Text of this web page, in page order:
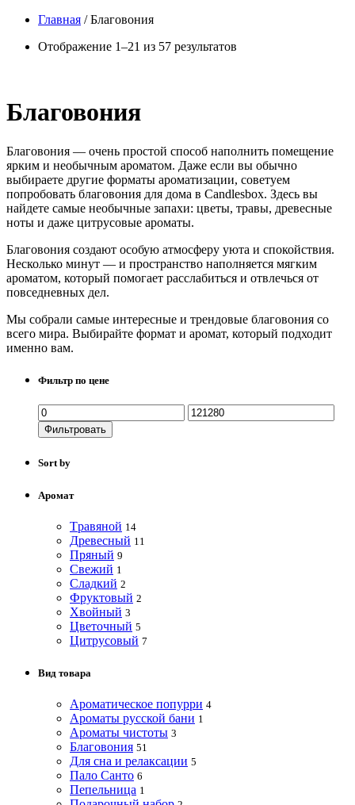
Главная /Благовония
Отображение 1–21 из 57 результатов
Благовония
Благовония — очень простой способ наполнить помещение
ярким и необычным ароматом. Даже если вы обычно
выбираете другие форматы ароматизации, советуем
попробовать благовония для дома в Candlesbox. Здесь вы
найдете самые необычные запахи: цветы, травы, древесные
ноты и даже цитрусовые ароматы.
Благовония создают особую атмосферу уюта и спокойствия.
Несколько минут — и пространство наполняется мягким
ароматом, который помогает расслабиться и отвлечься от
повседневных дел.
Мы собрали самые интересные и трендовые благовония со
всего мира. Выбирайте формат и аромат, который подходит
именно вам.
Фильтр по цене
Фильтровать
Sort by
Аромат
Tравяной 14
Древесный 11
Пряный 9
Свежий 1
Сладкий 2
Фруктовый 2
Хвойный 3
Цветочный 5
Цитрусовый 7
Вид товара
Ароматическое попурри 4
Ароматы русской бани 1
Ароматы чистоты 3
Благовония 51
Для сна и релаксации 5
Пало Санто 6
Пепельница 1